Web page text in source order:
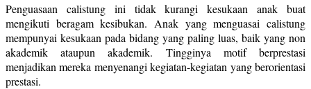
Penguasaan calistung ini tidak kurangi kesukaan anak buat
mengikuti beragam kesibukan. Anak yang menguasai calistung
mempunyai kesukaan pada bidang yang paling luas, baik yang non
akademik ataupun akademik. Tingginya motif berprestasi
menjadikan mereka menyenangi kegiatan-kegiatan yang berorientasi
prestasi.